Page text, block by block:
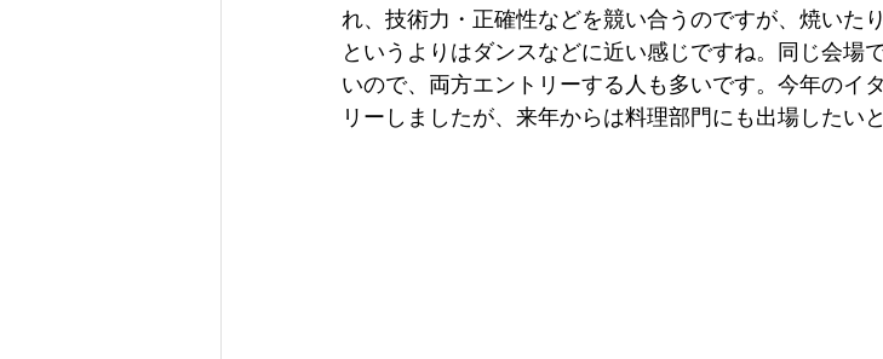
れ、技術力・正確性などを競い合うのですが、焼いた
というよりはダンスなどに近い感じですね。同じ会場
いので、両方エントリーする人も多いです。今年のイ
リーしましたが、来年からは料理部門にも出場したい